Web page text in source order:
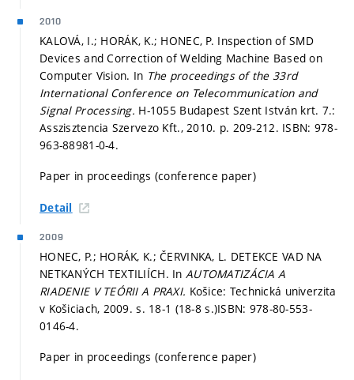
2010
KALOVÁ, I.; HORÁK, K.; HONEC, P. Inspection of SMD
Devices and Correction of Welding Machine Based on
Computer Vision. In The proceedings of the 33rd
International Conference on Telecommunication and
Signal Processing. H-1055 Budapest Szent István krt. 7.:
Asszisztencia Szervezo Kft., 2010. p. 209-212. ISBN: 978-
963-88981-0-4.
Paper in proceedings (conference paper)
Detail
2009
HONEC, P.; HORÁK, K.; ČERVINKA, L. DETEKCE VAD NA
NETKANÝCH TEXTILIÍCH. In AUTOMATIZÁCIA A
RIADENIE V TEÓRII A PRAXI. Košice: Technická univerzita
v Košiciach, 2009.s. 18-1 (18-8 s.)ISBN: 978-80-553-
0146-4.
Paper in proceedings (conference paper)